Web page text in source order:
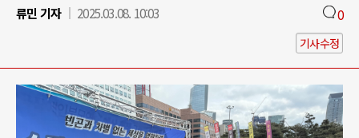
류민 기자
2025.03.08. 10:03 0
기사수정